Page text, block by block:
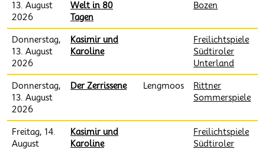
13. August
2026
Welt in 80
Tagen
Bozen
Donnerstag,
13. August
2026
Kasimir und
Karoline
Freilichtspiele
Südtiroler
Unterland
Donnerstag,
13. August
2026
Der Zerrissene Lengmoos
Rittner
Sommerspiele
Freitag, 14.
August
Kasimir und
Karoline
Freilichtspiele
Südtiroler